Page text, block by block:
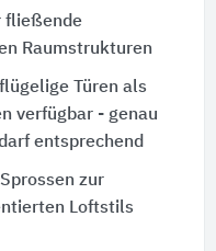
fließende
Raumstrukturen
Türen als
verfügbar - genau
entsprechend
zur
Loftstils